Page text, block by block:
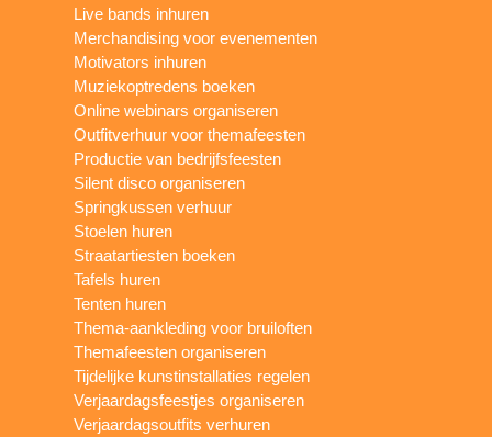
Live bands inhuren
Merchandising voor evenementen
Motivators inhuren
Muziekoptredens boeken
Online webinars organiseren
Outfitverhuur voor themafeesten
Productie van bedrijfsfeesten
Silent disco organiseren
Springkussen verhuur
Stoelen huren
Straatartiesten boeken
Tafels huren
Tenten huren
Thema-aankleding voor bruiloften
Themafeesten organiseren
Tijdelijke kunstinstallaties regelen
Verjaardagsfeestjes organiseren
Verjaardagsoutfits verhuren